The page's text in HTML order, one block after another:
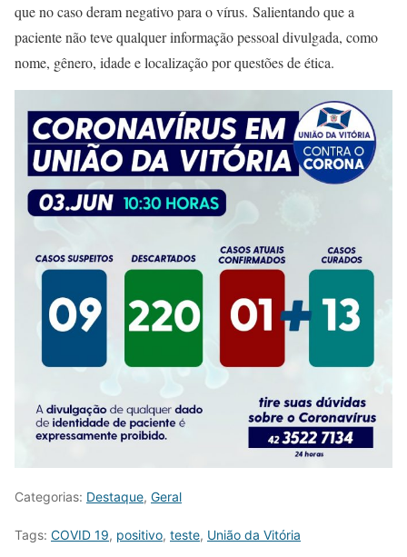
que no caso deram negativo para o vírus. Salientando que a
paciente não teve qualquer informação pessoal divulgada, como
nome, gênero, idade e localização por questões de ética.
Categorias: Destaque, Geral
Tags: COVID 19, positivo, teste, União da Vitória